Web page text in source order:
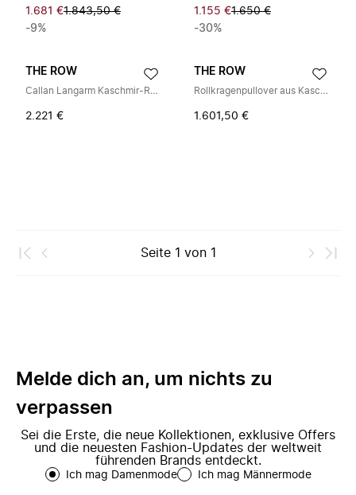
1.681 €1.843,50 €
-9%
1.155 €1.650 €
-30%
THE ROW
Callan Langarm Kaschmir-Rollkragenpullover
2.221 €
THE ROW
Rollkragenpullover aus Kaschmir
1.601,50 €
Seite 1 von 1
Melde dich an, um nichts zu
verpassen
Sei die Erste, die neue Kollektionen, exklusive Offers
und die neuesten Fashion-Updates der weltweit
führenden Brands entdeckt.
Ich mag Damenmode Ich mag Männermode